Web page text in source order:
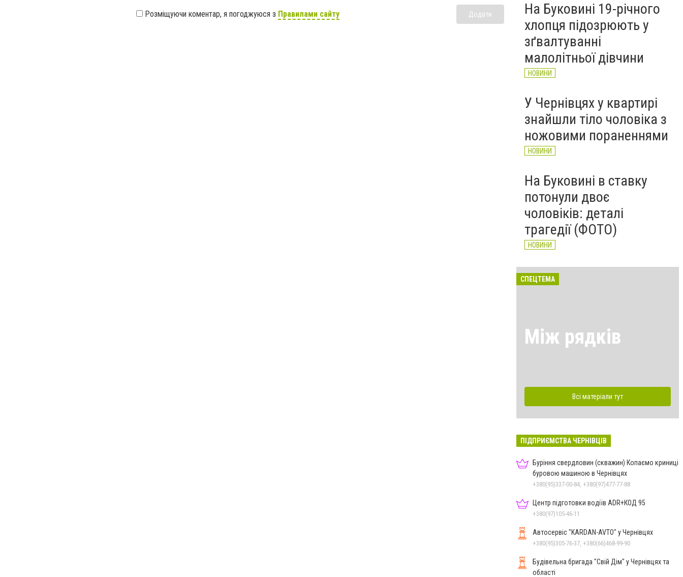
Розміщуючи коментар, я погоджуюся з Правилами сайту Додати
На Буковині 19-річного
хлопця підозрюють у
зґвалтуванні
малолітньої дівчини
НОВИНИ
У Чернівцях у квартирі
знайшли тіло чоловіка з
ножовими пораненнями
НОВИНИ
На Буковині в ставку
потонули двоє
чоловіків: деталі
трагедії (ФОТО)
НОВИНИ
СПЕЦТЕМА
Між рядків
Всі матеріали тут
ПІДПРИЄМСТВА ЧЕРНІВЦІВ
Буріння свердловин (скважин) Копаємо криниці
буровою машиною в Чернівцях
+380(95)337-00-84, +380(97)477-77-88
Центр підготовки водіїв ADR+КОД 95
+380(97)105-46-11
Автосервіс "KARDAN-AVTO" у Чернівцях
+380(95)305-76-37, +380(66)468-99-90
Будівельна бригада "Свій Дім" у Чернівцях та
області